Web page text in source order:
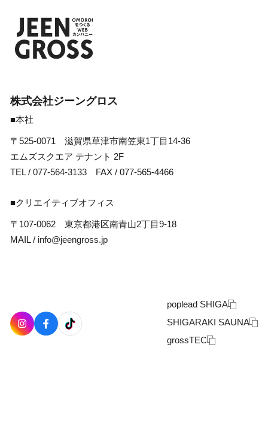
poplead SHIGA
SHIGARAKI SAUNA
grossTEC
株式会社ジーングロス
■本社
〒525-0071 滋賀県草津市南笠東1丁目14-36
エムズスクエア テナント 2F
TEL / 077-564-3133 FAX / 077-565-4466
■クリエイティブオフィス
〒107-0062 東京都港区南青山2丁目9-18
MAIL / info@jeengross.jp